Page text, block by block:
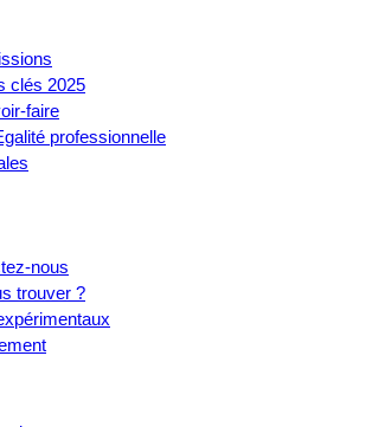
clés 2025
faire
professionnelle
nous
trouver ?